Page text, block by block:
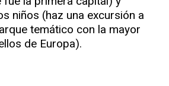
niños (haz una excursión a
temático con la mayor
de Europa).